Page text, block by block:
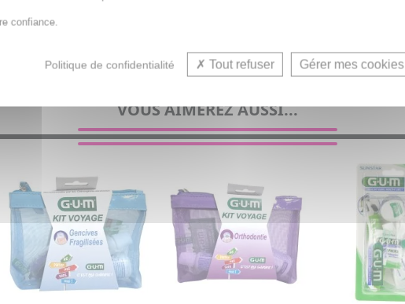
VOUS AIMEREZ AUSSI...
confiance.
Politique de confidentialité Tout refuser Gérer mes cookies